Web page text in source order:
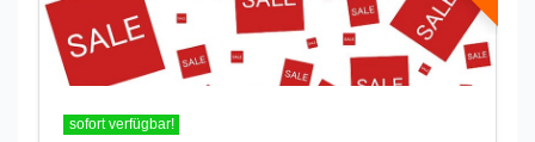
sofort verfügbar!